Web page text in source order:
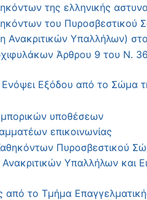
της ελληνικής
του Πυροσβεστικού
Υπαλλήλων)
Άρθρου 9 του Ν.
Εξόδου από το Σώμα
υποθέσεων
επικοινωνίας
Πυροσβεστικού
Υπαλλήλων και
το Τμήμα